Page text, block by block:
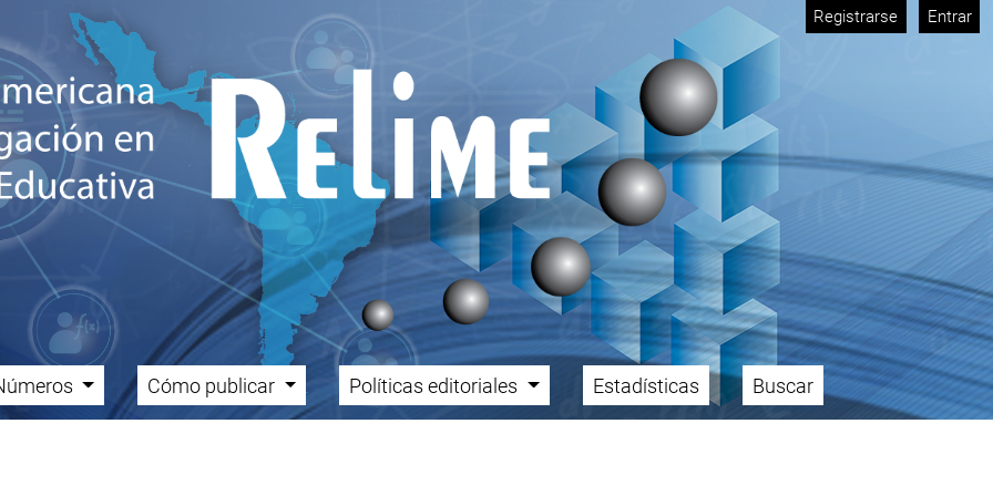
Registrarse Entrar
Cómo publicar Políticas editoriales Estadísticas Buscar